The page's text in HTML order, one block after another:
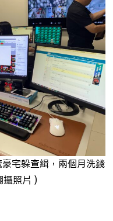
宅躲查緝，兩個月洗錢
照片）